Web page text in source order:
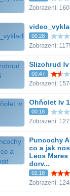
Zobrazení:
00:28
Zobrazení:
Slizohrud lv
00:47
Zobrazení:
Ohňolet lv
00:18
Zobrazení:
Puncochy
co a jak
Leos Mares
dorv...
02:18
Zobrazení: